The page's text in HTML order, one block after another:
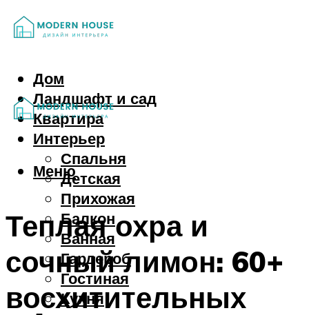
Дом
Ландшафт и сад
Квартира
Интерьер
Спальня
Детская
Прихожая
Балкон
Ванная
Гардероб
Гостиная
Кухня
Меню
Теплая охра и
сочный лимон: 60+
восхитительных